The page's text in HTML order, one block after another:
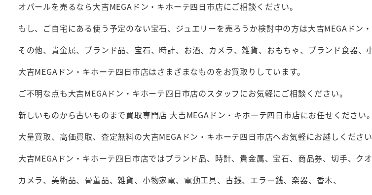
オパールを売るなら大吉MEGAドン・キホーテ四日市店にご相談ください。
もし、ご自宅にある使う予定のない宝石、ジュエリーを売ろうか検討中の方は大吉MEGAドン
その他、貴金属、ブランド品、宝石、時計、お酒、カメラ、雑貨、おもちゃ、ブランド食器、
大吉MEGAドン・キホーテ四日市店はさまざまなものをお買取りしています。
ご不明な点も大吉MEGAドン・キホーテ四日市店のスタッフにお気軽にご相談ください。
新しいものから古いものまで買取専門店 大吉MEGAドン・キホーテ四日市店にお任せください。
大量買取、高価買取、査定無料の大吉MEGAドン・キホーテ四日市店へお気軽にお越しください
大吉MEGAドン・キホーテ四日市店ではブランド品、時計、貴金属、宝石、商品券、切手、クオ
カメラ、美術品、骨董品、雑貨、小物家電、電動工具、古銭、エラー銭、楽器、香木、